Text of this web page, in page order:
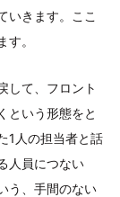
いきます。ここ
。
して、フロント
という形態をと
1人の担当者と話
人員につない
う、手間のない